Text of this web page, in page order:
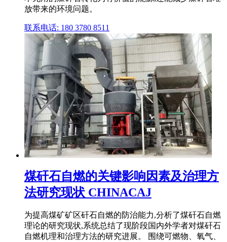
放带来的环境问题。
联系电话: 180 3780 8511
煤矸石自燃的关键影响因素及治理方
法研究现状 CHINACAJ
为提高煤矿矿区矸石自燃的防治能力,分析了煤矸石自燃
理论的研究现状,系统总结了现阶段国内外学者对煤矸石
自燃机理和治理方法的研究进展。 围绕可燃物、氧气、